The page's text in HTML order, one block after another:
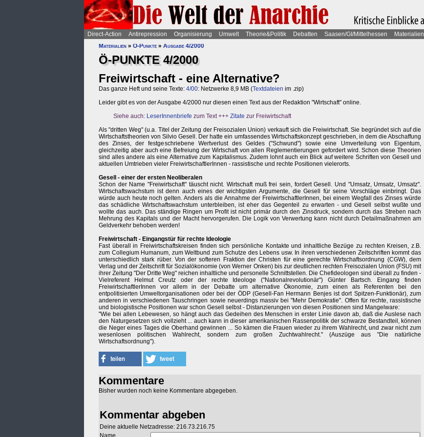
Direct-Action Antirepression Organisierung Umwelt Theorie&Politik Debatten Saasen/GI/Mittelhessen Materialien
Materialien » Ö-Punkte » Ausgabe 4/2000
Ö-PUNKTE 4/2000
Freiwirtschaft - eine Alternative?
Das ganze Heft und seine Texte: 4/00: Netzwerke 8,9 MB (Textdateien im .zip)
Leider gibt es von der Ausgabe 4/2000 nur diesen einen Text aus der Redaktion "Wirtschaft" online.
Siehe auch: LeserInnenbriefe zum Text +++ Zitate zur Freiwirtschaft
Als "dritten Weg" (u.a. Titel der Zeitung der Freisozialen Union) verkauft sich die Freiwirtschaft. Sie begründet sich auf die
Wirtschaftstheorien von Silvio Gesell. Der hatte ein umfassendes Wirtschaftskonzept geschrieben, in dem die Abschaffung
des Zinses, der festgeschriebene Wertverlust des Geldes ("Schwund") sowie eine Umverteilung von Eigentum,
gleichzeitig aber auch eine Befreiung der Wirtschaft von allen Reglementierungen gefordert wird. Schon diese Theorien
sind alles andere als eine Alternative zum Kapitalismus. Zudem lohnt auch ein Blick auf weitere Schriften von Gesell und
aktuellen Umtrieben vieler FreiwirtschaftlerInnen - rassistische und rechte Positionen vielerorts.
Gesell - einer der ersten Neoliberalen
Schon der Name "Freiwirtschaft" täuscht nicht. Wirtschaft muß frei sein, fordert Gesell. Und "Umsatz, Umsatz, Umsatz".
Wirtschaftswachstum ist denn auch eines der wichtigsten Argumente, die Gesell für seine Vorschläge einbringt. Das
würde auch heute noch gelten. Anders als die Annahme der FreiwirtschaftlerInnen, bei einem Wegfall des Zinses würde
das schädliche Wirtschaftswachstum unterbleiben, ist eher das Gegenteil zu erwarten - und Gesell selbst wußte und
wollte das auch. Das ständige Ringen um Profit ist nicht primär durch den Zinsdruck, sondern durch das Streben nach
Mehrung des Kapitals und der Macht hervorgerufen. Die Logik von Verwertung kann nicht durch Detailmaßnahmen am
Geldverkehr behoben werden!
Freiwirtschaft - Eingangstür für rechte Ideologie
Fast überall in Freiwirtschaftskreisen finden sich persönliche Kontakte und inhaltliche Bezüge zu rechten Kreisen, z.B.
zum Collegium Humanum, zum Weltbund zum Schutze des Lebens usw. In ihren verschiedenen Zeitschriften kommt das
unterschiedlich stark rüber. Von der softeren Fraktion der Christen für eine gerechte Wirtschaftsordnung (CGW), dem
Verlag und der Zeitschrift für Sozialökonomie (von Werner Onken) bis zur deutlichen rechten Freisozialen Union (FSU) mit
ihrer Zeitung "Der Dritte Weg" reichen inhaltliche und personelle Schnittstellen. Die Chefideologen sind überall zu finden -
Vielreferent Helmut Creutz oder der rechte Ideologe ("Nationalrevolutionär") Günter Bartsch. Eingang finden
FreiwirtschaftlerInnen vor allem in der Debatte um alternative Ökonomie, zum einen als Referenten bei den
entpolitisierten Umweltorganisationen oder bei der ÖDP (Gesell-Fan Hermann Benjes ist dort Spitzen-Funktionär), zum
anderen in verschiedenen Tauschringen sowie neuerdings massiv bei "Mehr Demokratie". Offen für rechte, rassistische
und biologistische Positionen war schon Gesell selbst - Distanzierungen von diesen Positionen sind Mangelware:
"Wie bei allen Lebewesen, so hängt auch das Gedeihen des Menschen in erster Linie davon ab, daß die Auslese nach
den Naturgesetzen sich vollzieht ... auch kann in dieser amerikanischen Rassenpolitik der schwarze Bestandteil, können
die Neger eines Tages die Oberhand gewinnen ... So kämen die Frauen wieder zu ihrem Wahlrecht, und zwar nicht zum
wesenlosen politischen Wahlrecht, sondern zum großen Zuchtwahlrecht." (Auszüge aus "Die natürliche
Wirtschaftsordnung").
Kommentare
Bisher wurden noch keine Kommentare abgegeben.
Kommentar abgeben
Deine aktuelle Netzadresse: 216.73.216.75
Name